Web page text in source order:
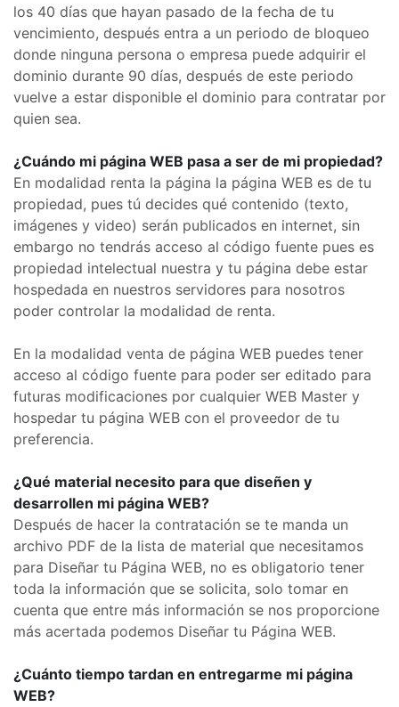
los 40 días que hayan pasado de la fecha de tu
vencimiento, después entra a un periodo de bloqueo
donde ninguna persona o empresa puede adquirir el
dominio durante 90 días, después de este periodo
vuelve a estar disponible el dominio para contratar por
quien sea.
¿Cuándo mi página WEB pasa a ser de mi propiedad?
En modalidad renta la página la página WEB es de tu
propiedad, pues tú decides qué contenido (texto,
imágenes y video) serán publicados en internet, sin
embargo no tendrás acceso al código fuente pues es
propiedad intelectual nuestra y tu página debe estar
hospedada en nuestros servidores para nosotros
poder controlar la modalidad de renta.
En la modalidad venta de página WEB puedes tener
acceso al código fuente para poder ser editado para
futuras modificaciones por cualquier WEB Master y
hospedar tu página WEB con el proveedor de tu
preferencia.
¿Qué material necesito para que diseñen y
desarrollen mi página WEB?
Después de hacer la contratación se te manda un
archivo PDF de la lista de material que necesitamos
para Diseñar tu Página WEB, no es obligatorio tener
toda la información que se solicita, solo tomar en
cuenta que entre más información se nos proporcione
más acertada podemos Diseñar tu Página WEB.
¿Cuánto tiempo tardan en entregarme mi página
WEB?